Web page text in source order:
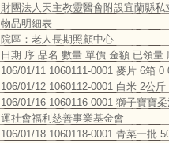
財團法人天主教靈醫會附設宜蘭縣私
物品明細表
院區：老人長期照顧中心
日期 序 品名 數量 單價 金額 已領量
106/01/11 1060111-0001 麥片 6箱
106/01/12 1060112-0001 白米 2公
106/01/16 1060116-0001 獅子寶寶
運社會福利慈善事業基金會
106/01/18 1060118-0001 青菜一批